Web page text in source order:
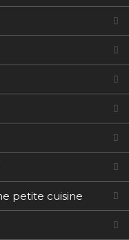
petite cuisine